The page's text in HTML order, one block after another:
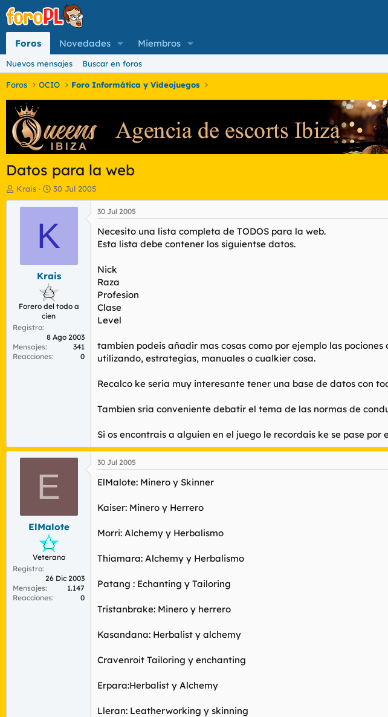
Foros Novedades Miembros
Nuevos mensajes Buscar en foros
Foros OCIO Foro Informática y Videojuegos
Datos para la web
I
n
o
e
a
Krais
F
e
c
a
d
i
n
c
i
o
30 Jul 2005
K
Krais
Forero del todo a
cien
Registro
8 Ago 2003
Mensajes
341
Reacciones
0
30 Jul 2005
Necesito una lista completa de TODOS para la web.
Esta lista debe contener los siguientse datos.
Nick
Raza
Profesion
Clase
Level
tambien podeis añadir mas cosas como por ejemplo las
utilizando, estrategias, manuales o cualkier cosa.
Recalco ke seria muy interesante tener una base de datos con
Tambien sria conveniente debatir el tema de las normas de
Si os encontrais a alguien en el juego le recordais ke se pase por
E
ElMalote
Veterano
Registro
26 Dic 2003
Mensajes
1.147
Reacciones
0
30 Jul 2005
ElMalote: Minero y Skinner
Kaiser: Minero y Herrero
Morri: Alchemy y Herbalismo
Thiamara: Alchemy y Herbalismo
Patang : Echanting y Tailoring
Tristanbrake: Minero y herrero
Kasandana: Herbalist y alchemy
Cravenroit Tailoring y enchanting
Erpara:Herbalist y Alchemy
Lleran: Leatherworking y skinning